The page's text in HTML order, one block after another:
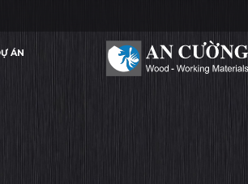
ÁN
CHỈ PVC
WOODGRAIN EDGE WOODGRAIN EDGE